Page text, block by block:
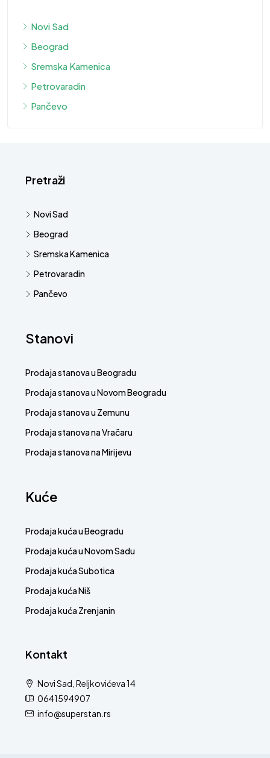
Novi Sad
Beograd
Sremska Kamenica
Petrovaradin
Pančevo
Pretraži
Novi Sad
Beograd
Sremska Kamenica
Petrovaradin
Pančevo
Stanovi
Prodaja stanova u Beogradu
Prodaja stanova u Novom Beogradu
Prodaja stanova u Zemunu
Prodaja stanova na Vračaru
Prodaja stanova na Mirijevu
Kuće
Prodaja kuća u Beogradu
Prodaja kuća u Novom Sadu
Prodaja kuća Subotica
Prodaja kuća Niš
Prodaja kuća Zrenjanin
Kontakt
Novi Sad, Reljkovićeva 14
0641594907
info@superstan.rs